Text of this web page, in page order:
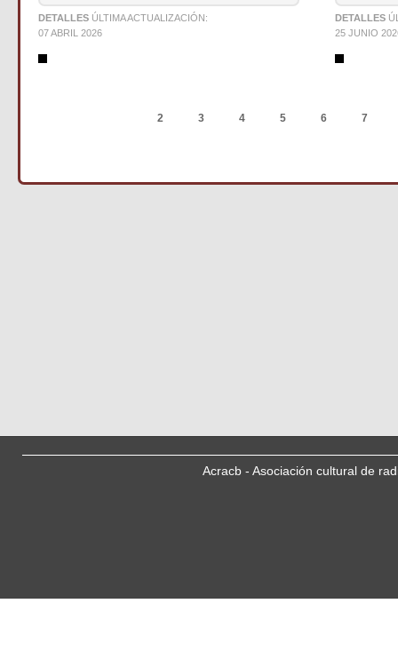
DETALLES ÚLTIMA ACTUALIZACIÓN:
07 ABRIL 2026
DETALLES
25 JUNIO
2 3 4 5 6 7
Acracb - Asociación cultural de